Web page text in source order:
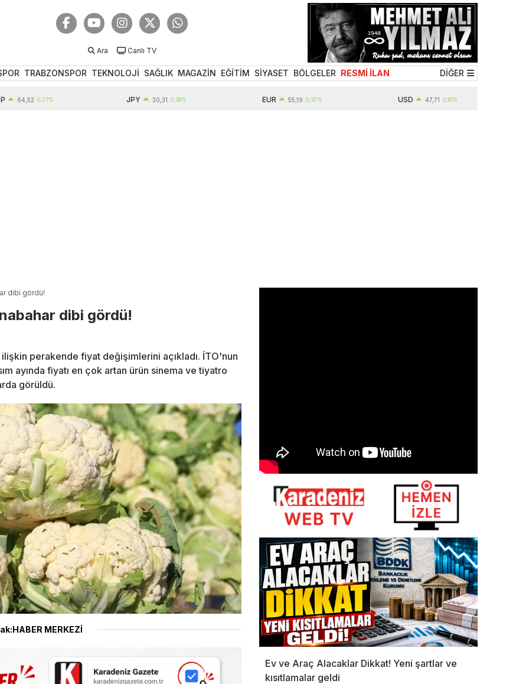
Ara Canlı TV
TRABZONSPOR TEKNOLOJİ SAĞLIK MAGAZİN EĞİTİM SİYASET BÖLGELER RESMİ İLAN DİĞER
0,27% 30,31 0,39% 55,19 0,32% 47,71 0,18%
dibi gördü!
dibi gördü!
ilişkin perakende fiyat değişimlerini açıkladı. İTO'nun
ayında fiyatı en çok artan ürün sinema ve tiyatro
görüldü.
MERKEZİ
Ev ve Araç Alacaklar Dikkat! Yeni şartlar ve
kısıtlamalar geldi